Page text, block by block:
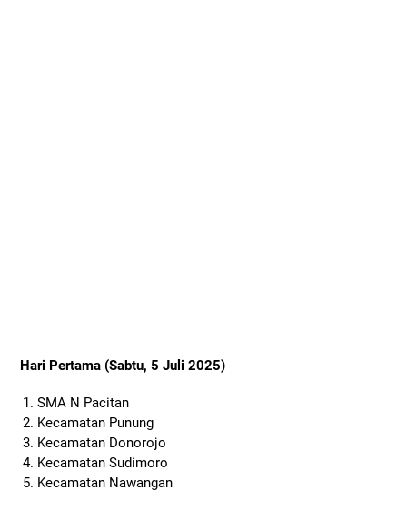
Hari Pertama (Sabtu, 5 Juli 2025)
SMA N Pacitan
Kecamatan Punung
Kecamatan Donorojo
Kecamatan Sudimoro
Kecamatan Nawangan